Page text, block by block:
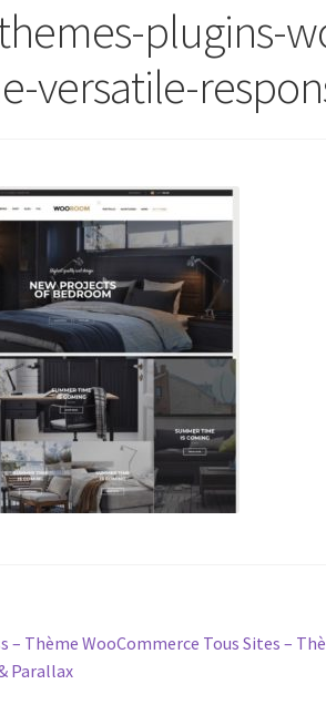
plugins-
versatile-
– Thème WooCommerce Tous Sites –
Parallax